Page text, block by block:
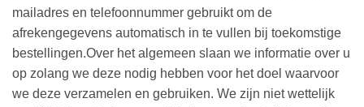
mailadres en telefoonnummer gebruikt om de
afrekengegevens automatisch in te vullen bij toekomstige
bestellingen.Over het algemeen slaan we informatie over u
op zolang we deze nodig hebben voor het doel waarvoor
we deze verzamelen en gebruiken. We zijn niet wettelijk